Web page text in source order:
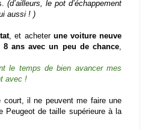
(d’ailleurs, le pot d’échappement
aussi ! )
, et acheter une voiture neuve
ans avec un peu de chance
le temps de bien avancer mes
avec !
court, il ne peuvent me faire une
Peugeot de taille supérieure à la